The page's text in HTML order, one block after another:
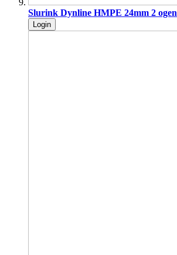
Slurink Dynline HMPE 24mm 2 ogen
Login